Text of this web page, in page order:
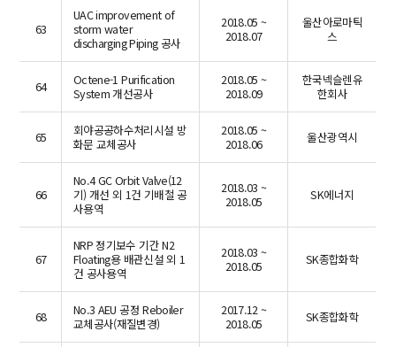
63
UAC improvement of
storm water
discharging Piping 공사
2018.05 ~
2018.07
울산아로마틱
스
64
Octene-1 Purification
System 개선공사
2018.05 ~
2018.09
한국넥슬렌유
한회사
65
회야공공하수처리시설 방
화문 교체공사
2018.05 ~
2018.06
울산광역시
66
No.4 GC Orbit Valve(12
기) 개선 외 1건 기배철 공
사용역
2018.03 ~
2018.05
SK에너지
67
NRP 정기보수 기간 N2
Floating용 배관신설 외 1
건 공사용역
2018.03 ~
2018.05
SK종합화학
68
No.3 AEU 공정 Reboiler
교체공사(재질변경)
2017.12 ~
2018.05
SK종합화학